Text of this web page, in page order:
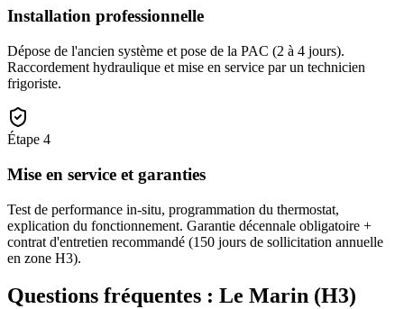
Installation professionnelle
Dépose de l'ancien système et pose de la PAC (2 à 4 jours).
Raccordement hydraulique et mise en service par un technicien
frigoriste.
Étape 4
Mise en service et garanties
Test de performance in-situ, programmation du thermostat,
explication du fonctionnement. Garantie décennale obligatoire +
contrat d'entretien recommandé (150 jours de sollicitation annuelle
en zone H3).
Questions fréquentes : Le Marin (H3)